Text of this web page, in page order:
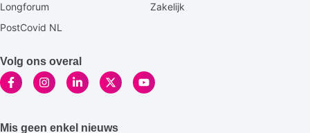
Longforum
Zakelijk
PostCovid NL
Volg ons overal
Mis geen enkel nieuws